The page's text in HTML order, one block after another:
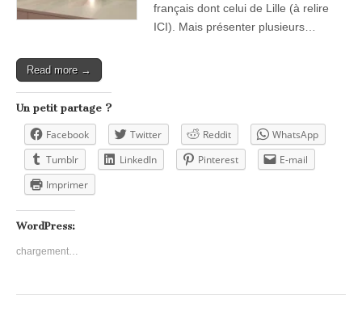
français dont celui de Lille (à relire
ICI). Mais présenter plusieurs…
Read more →
Un petit partage ?
Facebook Twitter Reddit
WhatsApp
Tumblr
LinkedIn Pinterest
E-mail
Imprimer
WordPress:
chargement…